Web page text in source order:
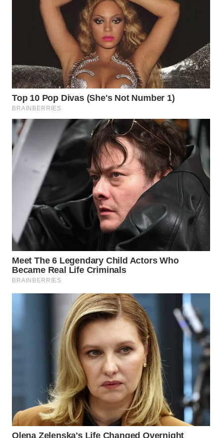
SIMALUNGUN
WN
LABUHANBATU
WN
TAPANULI
TENGAH
WN DELI
SERDANG
WN
TEBING
TINGGI
WN
PAKPAK
WN
WN
DEPOK